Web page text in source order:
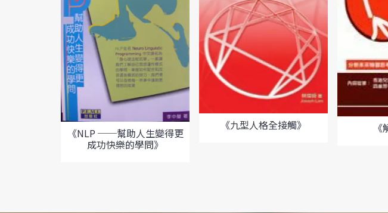
《NLP ──幫助人生變得更
成功快樂的學問》
《九型人格全接觸》